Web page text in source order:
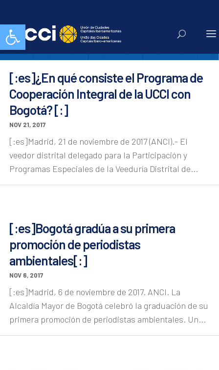
Abrir barra de herramientasBogotá
[:es]¿En qué consiste el Programa de
Cooperación Integral de la UCCI con
Bogotá? [:]
NOV 21, 2017
[:es]Madrid, 21 de noviembre de 2017 (ANCI).- El
veedor distrital delegado para la Participación y
Programas Especiales de la Veeduría Distrital de...
[:es]Bogotá gradúa a su primera
promoción de periodistas
ambientales[:]
NOV 6, 2017
[:es]Madrid, 6 de noviembre de 2017. ANCI. La
Alcaldía Mayor de Bogotá celebró la graduación de su
primera promoción de periodistas ambientales. Un...